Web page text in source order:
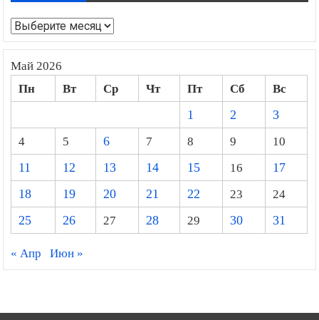
Архивы
Май 2026
Пн Вт Ср Чт Пт Сб
Вс
1
2
3
4
5 6 7 8 9
10
11
12 13 14 15 16
17
18
19 20 21 22 23
24
25
26 27 28 29 30 31
« Апр Июн »